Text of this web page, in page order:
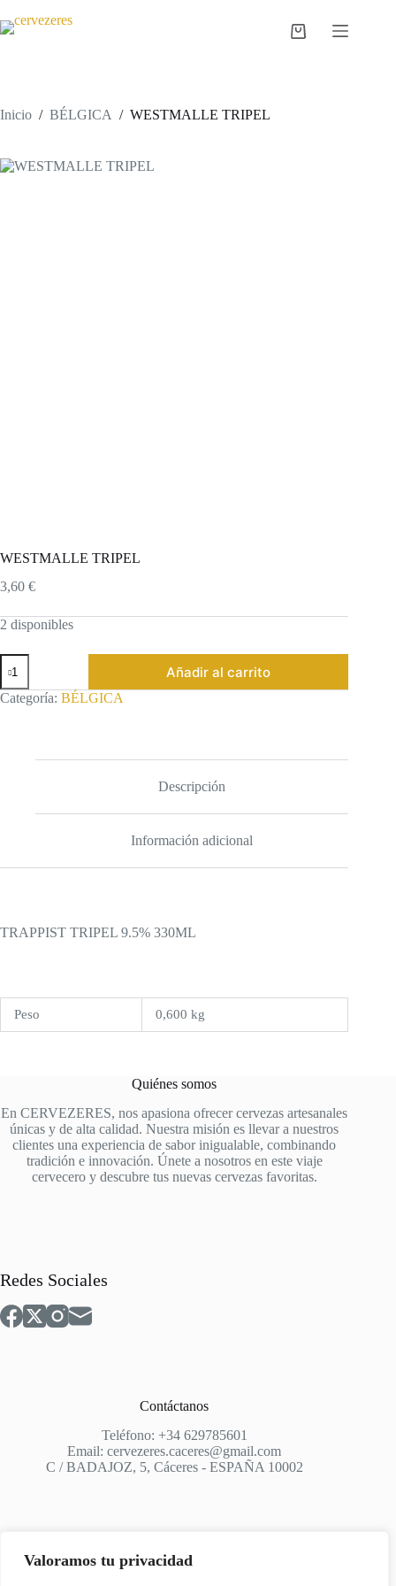
Valoramos tu privacidad
al
contenido
Carro
Inicio / BÉLGICA / WESTMALLE TRIPEL
WESTMALLE TRIPEL
3,60 €
2 disponibles
WESTMALLE
TRIPEL
cantidad
Añadir al carrito
Categoría: BÉLGICA
Descripción
Información adicional
TRAPPIST TRIPEL 9.5% 330ML
Peso 0,600 kg
Quiénes somos
En CERVEZERES, nos apasiona ofrecer cervezas artesanales
únicas y de alta calidad. Nuestra misión es llevar a nuestros
clientes una experiencia de sabor inigualable, combinando
tradición e innovación. Únete a nosotros en este viaje
cervecero y descubre tus nuevas cervezas favoritas.
Redes Sociales
Contáctanos
Teléfono: +34 629785601
Email: cervezeres.caceres@gmail.com
C / BADAJOZ, 5, Cáceres - ESPAÑA 10002
Apoyo